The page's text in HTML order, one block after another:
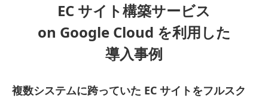
EC サイト構築サービス
on Google Cloud を利用した
導入事例
複数システムに跨っていた EC サイトをフルスク